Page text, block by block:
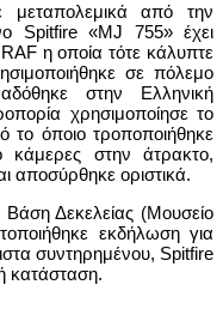
από την
Spitfire «MJ 755» έχει
η οποία τότε κάλυπτε
σε πόλεμο
στην Ελληνική
χρησιμοποίησε το
όποιο τροποποιήθηκε
κάμερες στην άτρακτο,
αποσύρθηκε οριστικά.
Βάση Δεκελείας (Μουσείο
εκδήλωση για
συντηρημένου, Spitfire
κατάσταση.